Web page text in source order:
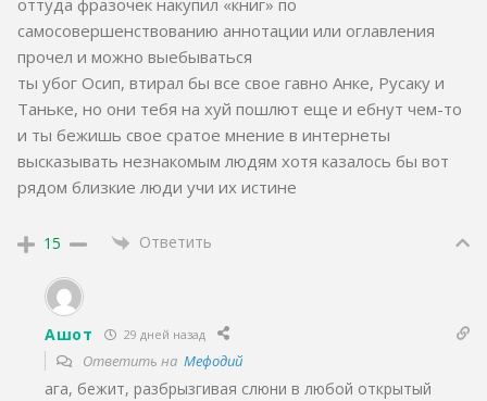
оттуда фразочек накупил «книг» по
самосовершенствованию аннотации или оглавления
прочел и можно выебываться
ты убог Осип, втирал бы все свое гавно Анке, Русаку и
Таньке, но они тебя на хуй пошлют еще и ебнут чем-то
и ты бежишь свое сратое мнение в интернеты
высказывать незнакомым людям хотя казалось бы вот
рядом близкие люди учи их истине
15 Ответить
Ашот 29 дней назад
Ответить на Мефодий
ага, бежит, разбрызгивая слюни в любой открытый